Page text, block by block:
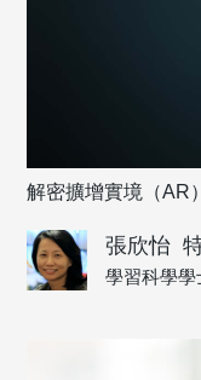
解密擴增實境（AR
張欣怡
學習科學學